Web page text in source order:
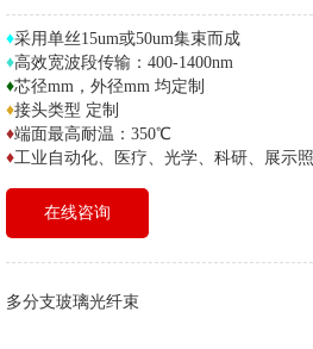
♦采用单丝15um或50um集束而成
♦高效宽波段传输：400-1400nm
♦芯径mm，外径mm 均定制
♦接头类型 定制
♦端面最高耐温：350℃
♦工业自动化、医疗、光学、科研、展示
在线咨询
多分支玻璃光纤束